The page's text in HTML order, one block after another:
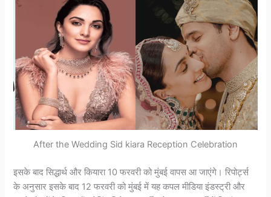
After the Wedding Sid kiara Reception Celebration
इसके बाद सिद्धार्थ और कियारा 10 फरवरी को मुंबई वापस आ जाएंगे। रिपोर्ट्स
के अनुसार इसके बाद 12 फरवरी को मुंबई में यह कपल मीडिया इंडस्ट्री और